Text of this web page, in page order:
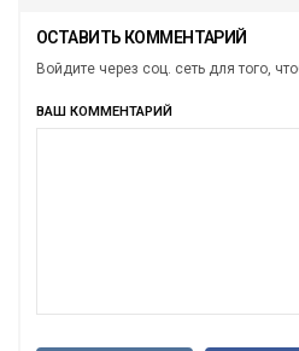
ОСТАВИТЬ КОММЕНТАРИЙ
Войдите через соц. сеть для того,
ВАШ КОММЕНТАРИЙ